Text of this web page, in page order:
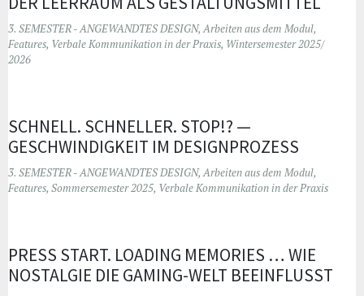
3. SEMESTER - ANGEWANDTES DESIGN, Arbeiten aus dem Modul,
Features, Verbale Kommunikation in der Praxis, Wintersemester 2025/
2026
SCHNELL. SCHNELLER. STOP!? —
GESCHWINDIGKEIT IM DESIGNPROZESS
3. SEMESTER - ANGEWANDTES DESIGN, Arbeiten aus dem Modul,
Features, Sommersemester 2025, Verbale Kommunikation in der Praxis
PRESS START. LOADING MEMORIES … WIE
NOSTALGIE DIE GAMING-WELT BEEINFLUSST